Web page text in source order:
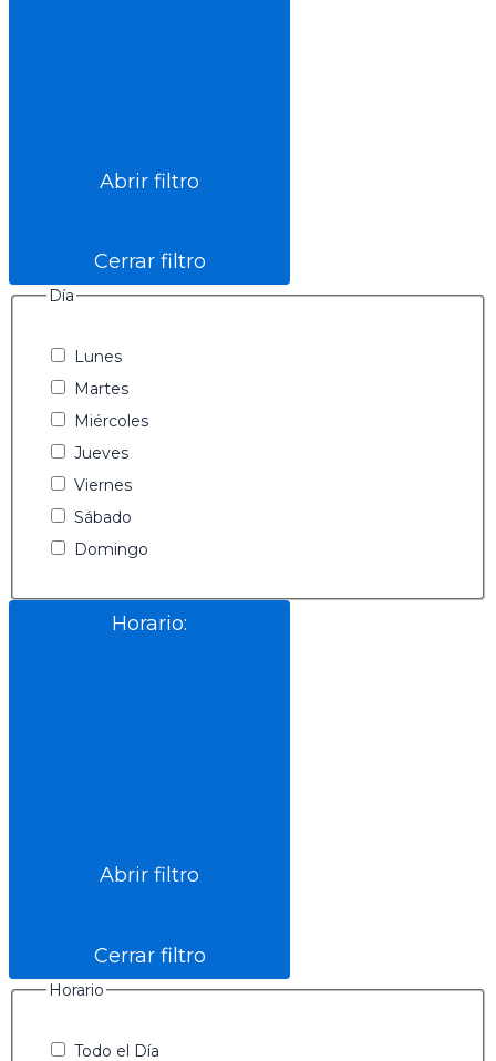
Abrir filtro
Cerrar filtro
Día
Lunes
Martes
Miércoles
Jueves
Viernes
Sábado
Domingo
Horario:
Abrir filtro
Cerrar filtro
Horario
Todo el Día